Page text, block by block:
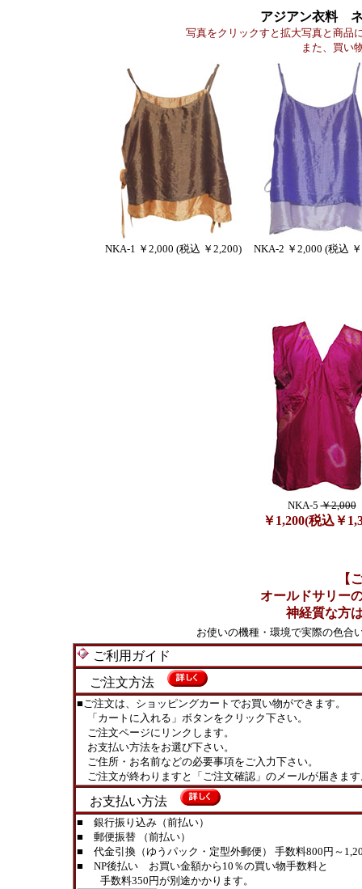
アジアン衣料
写真をクリックすと拡大写真と商品
また、買い
NKA-1 ￥2,000 (税込 ￥2,200) NKA-2 ￥2,000 (税込
NKA-5￥2,000
￥1,200(税込￥
【
オールドサリー
神経質な方
お使いの機種・環境で実際の色合
ご利用ガイド
ご注文方法
■ご注文は、ショッピングカートでお買い物ができます。
「カートに入れる」ボタンをクリック下さい。
ご注文ページにリンクします。
お支払い方法をお選び下さい。
ご住所・お名前などの必要事項をご入力下さい。
ご注文が終わりますと「ご注文確認」のメールが届きま
お支払い方法
■ 銀行振り込み（前払い）
■ 郵便振替 （前払い）
■ 代金引換（ゆうパック・定型外郵便） 手数料800円～
■ NP後払い お買い金額から10％の買い物手数料と
手数料350円が別途かかります。